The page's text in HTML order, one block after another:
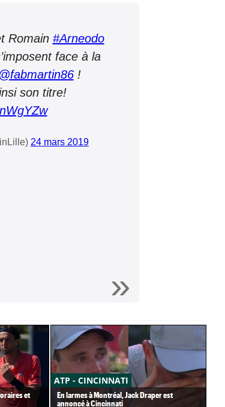
Romain #Arneodo
face à la
@fabmartin86!
son titre!
24 mars 2019
et
ATP - CINCINNATI
En larmes à Montréal, Jack Draper est
annoncé à Cincinnati